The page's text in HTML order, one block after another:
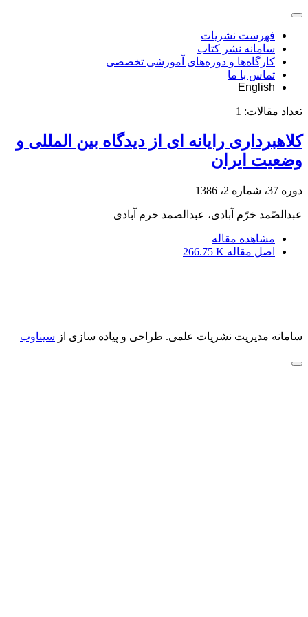
فهرست نشریات
سامانه نشر کتاب
کارگاه‌ها و دوره‌های آموزشی تخصصی
تماس با ما
English
تعداد مقالات: 1
کلاهبرداری رایانه ای از دیدگاه بین المللی و
وضعیت ایران
دوره 37، شماره 2، 1386
عبدالصّمد خرّم آبادی، عبدالصمد خرم آبادی
مشاهده مقاله
اصل مقاله 266.75 K
سامانه مدیریت نشریات علمی. طراحی و پیاده سازی از سیناوب